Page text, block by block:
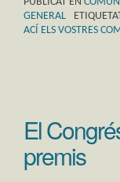
GENERAL
ACÍ ELS VOSTRES
El
premis